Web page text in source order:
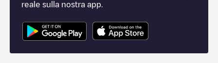
reale sulla nostra app.